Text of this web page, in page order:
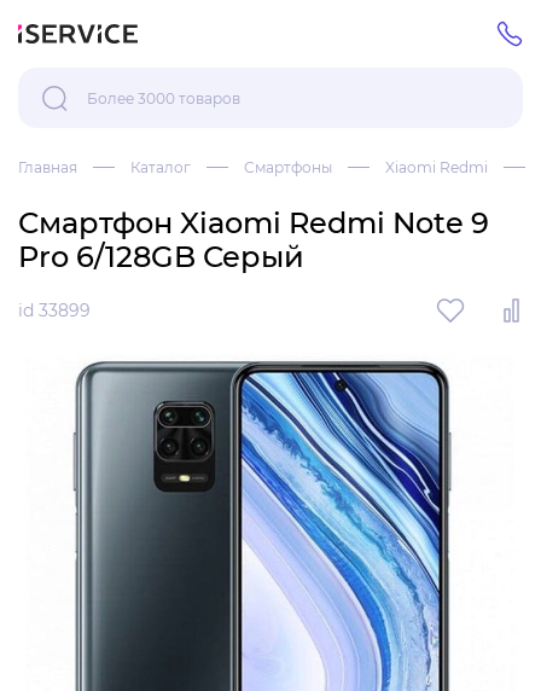
Главная Каталог Смартфоны Xiaomi Redmi
Смартфон Xiaomi Redmi Note 9
Pro 6/128GB Серый
id 33899